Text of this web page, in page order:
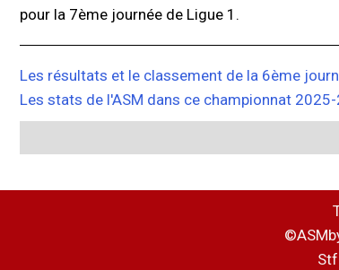
pour la 7ème journée de Ligue 1.
Les résultats et le classement de la 6ème
Les stats de l'ASM dans ce championnat